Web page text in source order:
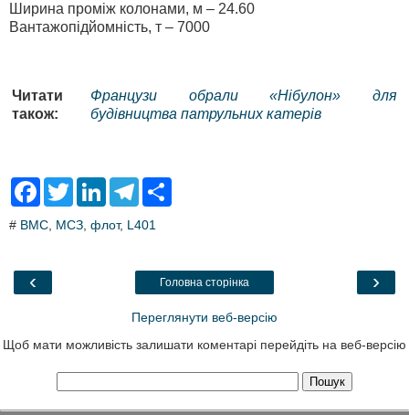
Ширина проміж колонами, м – 24.60
Вантажопідйомність, т – 7000
Читати
також:
Французи обрали «Нібулон» для
будівництва патрульних катерів
F
e
o
T
t
L
k
T
e
a
# ВМС МСЗ флот, L401
‹ ›
Головна сторінка
Переглянути веб-версію
Щоб мати можливість залишати коментарі перейдіть на веб-версію